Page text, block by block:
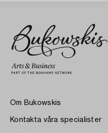
Om Bukowskis
Kontakta våra specialister